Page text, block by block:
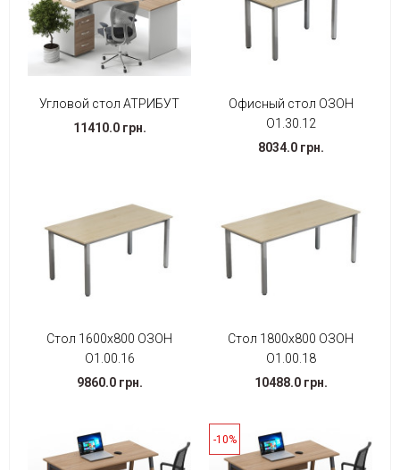
Угловой стол АТРИБУТ
11410.0 грн.
Офисный стол ОЗОН
О1.30.12
8034.0 грн.
Стол 1600х800 ОЗОН
О1.00.16
9860.0 грн.
Стол 1800х800 ОЗОН
О1.00.18
10488.0 грн.
-10%